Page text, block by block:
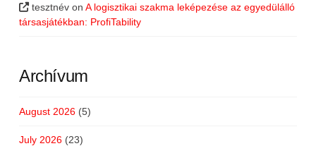
tesztnév onA logisztikai szakma leképezése az egyedülálló
társasjátékban: ProfiTability
Archívum
August 2026(5)
July 2026(23)